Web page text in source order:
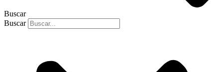
Buscar
Buscar